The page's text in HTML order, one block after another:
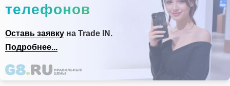
телефонов
Оставь заявку на Trade IN.
Подробнее...